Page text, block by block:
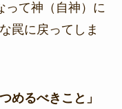
って神（自神）に
罠に戻ってしま
めるべきこと」